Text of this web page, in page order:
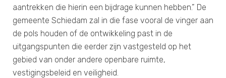
aantrekken die hierin een bijdrage kunnen hebben.” De
gemeente Schiedam zal in die fase vooral de vinger aan
de pols houden of de ontwikkeling past in de
uitgangspunten die eerder zijn vastgesteld op het
gebied van onder andere openbare ruimte,
vestigingsbeleid en veiligheid.